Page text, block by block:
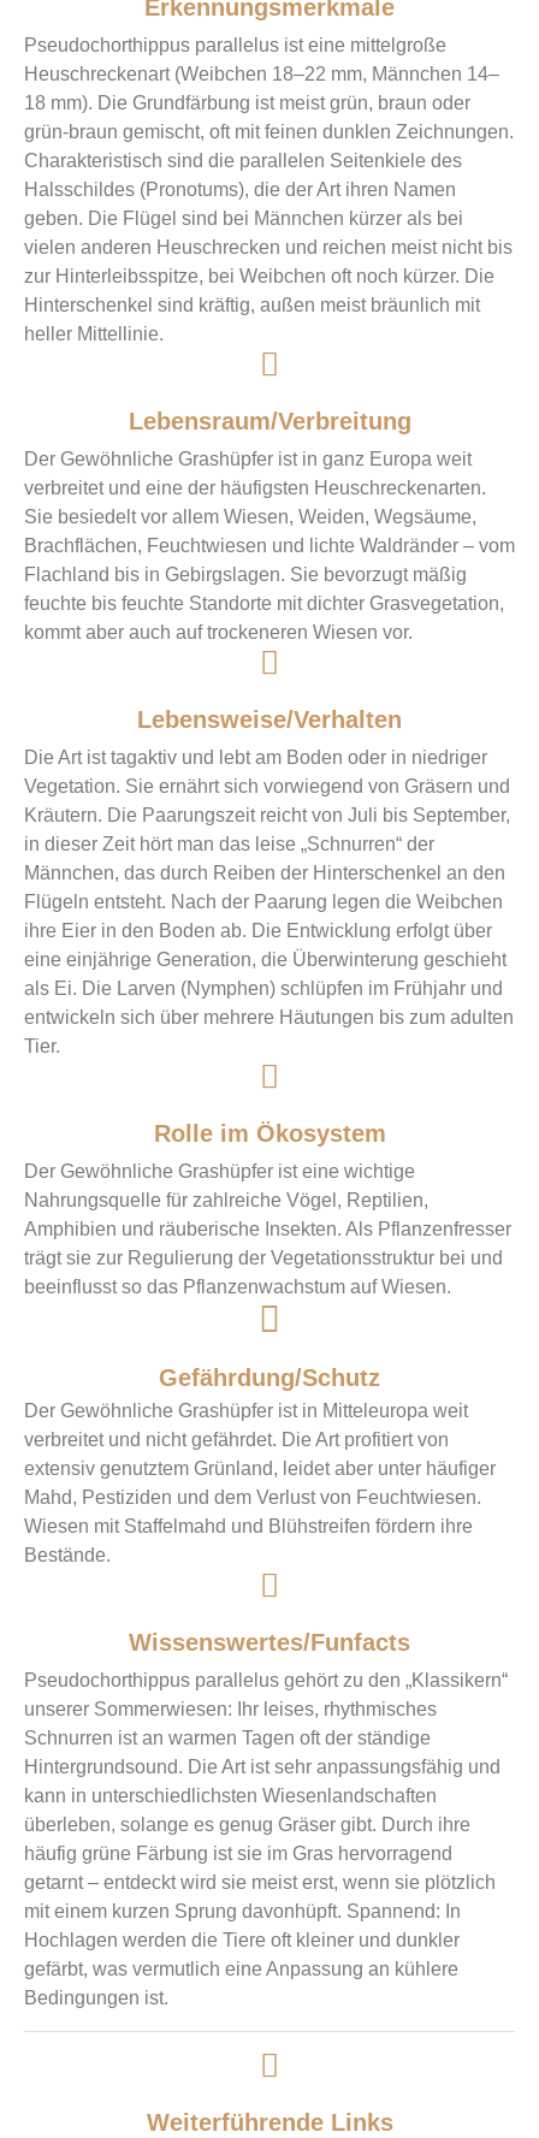
Erkennungsmerkmale
Pseudochorthippus parallelus ist eine mittelgroße
Heuschreckenart (Weibchen 18–22 mm, Männchen 14–
18 mm). Die Grundfärbung ist meist grün, braun oder
grün-braun gemischt, oft mit feinen dunklen Zeichnungen.
Charakteristisch sind die parallelen Seitenkiele des
Halsschildes (Pronotums), die der Art ihren Namen
geben. Die Flügel sind bei Männchen kürzer als bei
vielen anderen Heuschrecken und reichen meist nicht bis
zur Hinterleibsspitze, bei Weibchen oft noch kürzer. Die
Hinterschenkel sind kräftig, außen meist bräunlich mit
heller Mittellinie.
Lebensraum/Verbreitung
Der Gewöhnliche Grashüpfer ist in ganz Europa weit
verbreitet und eine der häufigsten Heuschreckenarten.
Sie besiedelt vor allem Wiesen, Weiden, Wegsäume,
Brachflächen, Feuchtwiesen und lichte Waldränder – vom
Flachland bis in Gebirgslagen. Sie bevorzugt mäßig
feuchte bis feuchte Standorte mit dichter Grasvegetation,
kommt aber auch auf trockeneren Wiesen vor.
Lebensweise/Verhalten
Die Art ist tagaktiv und lebt am Boden oder in niedriger
Vegetation. Sie ernährt sich vorwiegend von Gräsern und
Kräutern. Die Paarungszeit reicht von Juli bis September,
in dieser Zeit hört man das leise „Schnurren“ der
Männchen, das durch Reiben der Hinterschenkel an den
Flügeln entsteht. Nach der Paarung legen die Weibchen
ihre Eier in den Boden ab. Die Entwicklung erfolgt über
eine einjährige Generation, die Überwinterung geschieht
als Ei. Die Larven (Nymphen) schlüpfen im Frühjahr und
entwickeln sich über mehrere Häutungen bis zum adulten
Tier.
Rolle im Ökosystem
Der Gewöhnliche Grashüpfer ist eine wichtige
Nahrungsquelle für zahlreiche Vögel, Reptilien,
Amphibien und räuberische Insekten. Als Pflanzenfresser
trägt sie zur Regulierung der Vegetationsstruktur bei und
beeinflusst so das Pflanzenwachstum auf Wiesen.
Gefährdung/Schutz
Der Gewöhnliche Grashüpfer ist in Mitteleuropa weit
verbreitet und nicht gefährdet. Die Art profitiert von
extensiv genutztem Grünland, leidet aber unter häufiger
Mahd, Pestiziden und dem Verlust von Feuchtwiesen.
Wiesen mit Staffelmahd und Blühstreifen fördern ihre
Bestände.
Wissenswertes/Funfacts
Pseudochorthippus parallelus gehört zu den „Klassikern“
unserer Sommerwiesen: Ihr leises, rhythmisches
Schnurren ist an warmen Tagen oft der ständige
Hintergrundsound. Die Art ist sehr anpassungsfähig und
kann in unterschiedlichsten Wiesenlandschaften
überleben, solange es genug Gräser gibt. Durch ihre
häufig grüne Färbung ist sie im Gras hervorragend
getarnt – entdeckt wird sie meist erst, wenn sie plötzlich
mit einem kurzen Sprung davonhüpft. Spannend: In
Hochlagen werden die Tiere oft kleiner und dunkler
gefärbt, was vermutlich eine Anpassung an kühlere
Bedingungen ist.
Weiterführende Links